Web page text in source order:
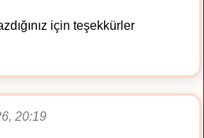
için teşekkürler
20:19